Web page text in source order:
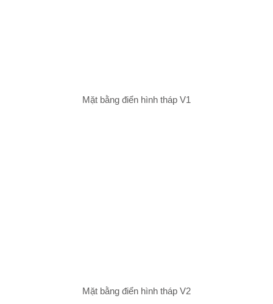
Mặt bằng điển hình tháp V1
Mặt bằng điển hình tháp V2